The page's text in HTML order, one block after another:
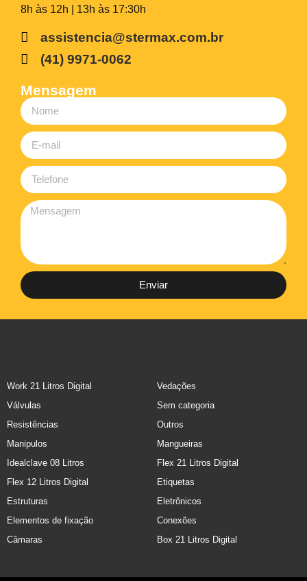
8h às 12h | 13h às 17:30h
assistencia@stermax.com.br
(41) 9971-0062
Mensagem
Enviar
Work 21 Litros Digital
Vedações
Válvulas
Sem categoria
Resistências
Outros
Manipulos
Mangueiras
Idealclave 08 Litros
Flex 21 Litros Digital
Flex 12 Litros Digital
Etiquetas
Estruturas
Eletrônicos
Elementos de fixação
Conexões
Câmaras
Box 21 Litros Digital